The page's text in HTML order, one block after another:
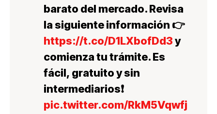
barato del mercado. Revisa
la siguiente información 👉
https://t.co/D1LXbofDd3y
comienza tu trámite. Es
fácil, gratuito y sin
intermediarios❗️
pic.twitter.com/RkM5Vqwfj